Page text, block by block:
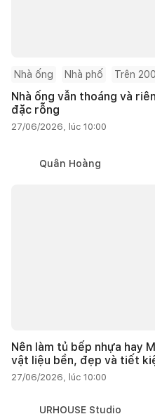
Nhà ống Nhà phố Trên
Nhà ống vẫn thoáng và
đặc rỗng
27/06/2026, lúc 10:00
Quân Hoàng
Nên làm tủ bếp nhựa hay
vật liệu bền, đẹp và tiết
27/06/2026, lúc 10:00
URHOUSE Studio